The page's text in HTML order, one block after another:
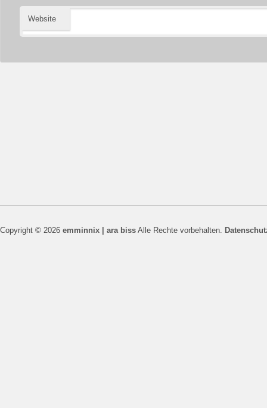
Website
Copyright © 2026 emminnix | ara biss Alle Rechte vorbehalten.